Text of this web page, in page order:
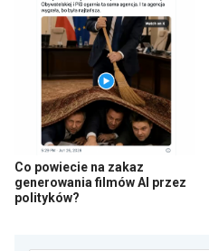
Co powiecie na zakaz
generowania filmów AI przez
polityków?